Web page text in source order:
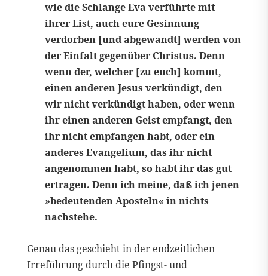
wie die Schlange Eva verführte mit
ihrer List, auch eure Gesinnung
verdorben [und abgewandt] werden von
der Einfalt gegenüber Christus. Denn
wenn der, welcher [zu euch] kommt,
einen anderen Jesus verkündigt, den
wir nicht verkündigt haben, oder wenn
ihr einen anderen Geist empfangt, den
ihr nicht empfangen habt, oder ein
anderes Evangelium, das ihr nicht
angenommen habt, so habt ihr das gut
ertragen. Denn ich meine, daß ich jenen
»bedeutenden Aposteln« in nichts
nachstehe.
Genau das geschieht in der endzeitlichen
Irreführung durch die Pfingst- und